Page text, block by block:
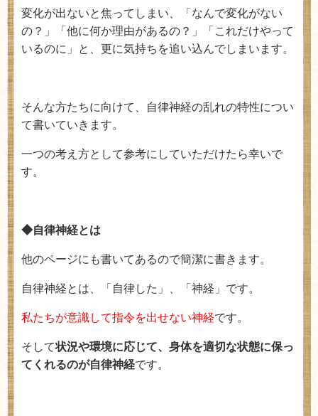
変化が出ないと焦ってしまい、「なんで変化がない
の？」「他に何か理由があるの？」「これだけやって
いるのに」と、更に気持ちを追い込んでしまいます。
そんな方たちに向けて、自律神経の乱れの特性につい
て書いていきます。
一つの考え方として参考にしていただけたら幸いで
す。
◆自律神経とは
他のページにも書いてあるので簡潔に書きます。
自律神経とは、「自律した」、「神経」です。
私たちが意識して指令を出せない神経です。
そして状況や環境に応じて、身体を適切な状態に保っ
てくれるのが自律神経です。